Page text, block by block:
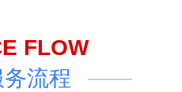
FLOW
流程